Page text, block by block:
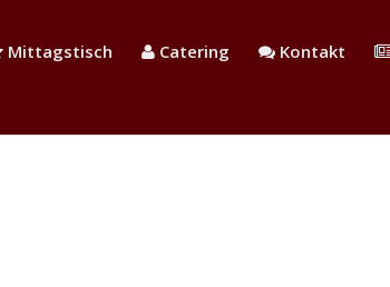
Mittagstisch Catering Kontakt